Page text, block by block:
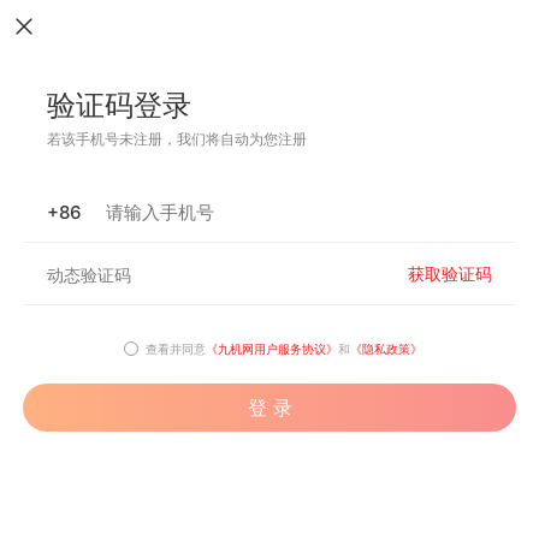
验证码登录
若该手机号未注册，我们将自动为您注册
+86
获取验证码
查看并同意 《九机网用户服务协议》 和 《隐私政策》
登 录